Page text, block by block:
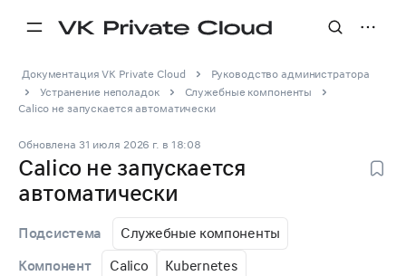
Документация VK Private Cloud
Руководство администратора
Устранение неполадок
Служебные компоненты
Calico не запускается автоматически
Обновлена 31 июля 2026 г. в 18:08
Calico не запускается
автоматически
Подсистема Служебные компоненты
Компонент Calico Kubernetes